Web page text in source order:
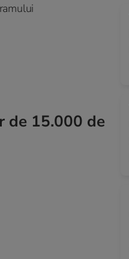
de 15.000 de